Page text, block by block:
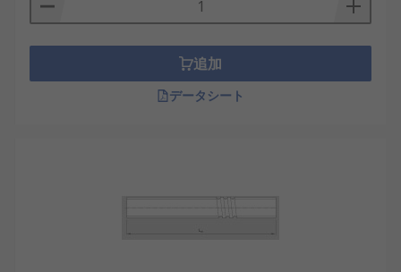
追加
データシート